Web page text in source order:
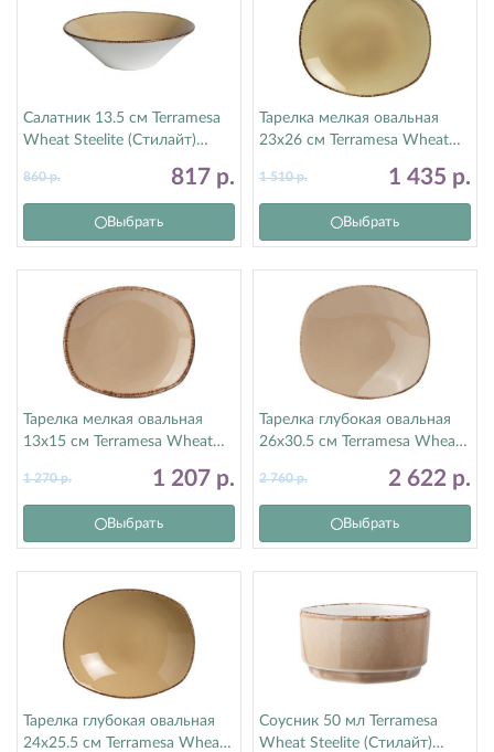
Салатник 13.5 см Terramesa
Wheat Steelite (Стилайт)
817 р.
860р.
Выбрать
Тарелка мелкая овальная
23х26 см Terramesa Wheat
1 435 р.
1 510р.
Выбрать
Тарелка мелкая овальная
13х15 см Terramesa Wheat
1 207 р.
1 270р.
Выбрать
Тарелка глубокая овальная
26х30.5 см Terramesa Wheat
2 622 р.
2 760р.
Выбрать
Тарелка глубокая овальная
24х25.5 см Terramesa Wheat
Соусник 50 мл Terramesa
Wheat Steelite (Стилайт)